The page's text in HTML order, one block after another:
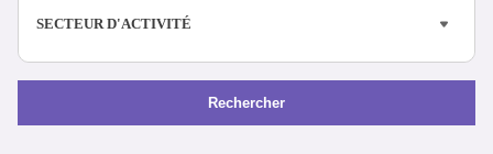
SECTEUR D'ACTIVITÉ
Rechercher